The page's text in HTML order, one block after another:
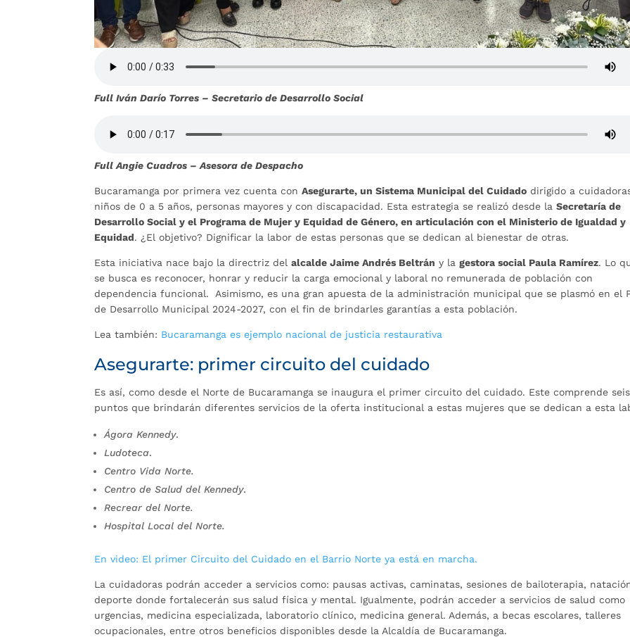
Full Iván Darío Torres – Secretario de Desarrollo Social
Full Angie Cuadros – Asesora de Despacho
Bucaramanga por primera vez cuenta conAsegurarte, un Sistema Municipal del Cuidado dirigido a
niños de 0 a 5 años, personas mayores y con discapacidad. Esta estrategia se realizó desde laSecretaría de
Desarrollo Social y el Programa de Mujer y Equidad de Género, en articulación con el Ministerio de Igualdad y
Equidad. ¿El objetivo? Dignificar la labor de estas personas que se dedican al bienestar de otras.
Esta iniciativa nace bajo la directriz delalcalde Jaime Andrés Beltrán y lagestora social Paula Ramírez. Lo
se busca es reconocer, honrar y reducir la carga emocional y laboral no remunerada de población con
dependencia funcional. Asimismo, es una gran apuesta de la administración municipal que se plasmó en el
de Desarrollo Municipal 2024-2027, con el fin de brindarles garantías a esta población.
Lea también: Bucaramanga es ejemplo nacional de justicia restaurativa
Asegurarte: primer circuito del cuidado
Es así, como desde el Norte de Bucaramanga se inaugura el primer circuito del cuidado. Este comprende seis
puntos que brindarán diferentes servicios de la oferta institucional a estas mujeres que se dedican a esta
Ágora Kennedy.
Ludoteca.
Centro Vida Norte.
Centro de Salud del Kennedy.
Recrear del Norte.
Hospital Local del Norte.
En video: El primer Circuito del Cuidado en el Barrio Norte ya está en marcha.
La cuidadoras podrán acceder a servicios como: pausas activas, caminatas, sesiones de bailoterapia,
deporte donde fortalecerán sus salud física y mental. Igualmente, podrán acceder a servicios de salud como
urgencias, medicina especializada, laboratorio clínico, medicina general. Además, a becas escolares, talleres
ocupacionales, entre otros beneficios disponibles desde la Alcaldía de Bucaramanga.